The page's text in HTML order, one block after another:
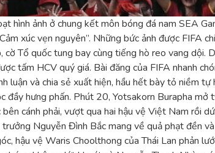
ảnh ở chung kết môn bóng đá nam SEA
xúc vẹn nguyên”. Những bức ảnh được FIFA
Tổ quốc tung bay cùng tiếng hò reo vang dội.
tấm HCV quý giá. Bài đăng của FIFA nhanh
và chia sẻ xuất hiện, hầu hết bày tỏ niềm tự
hưng phấn. Phút 20, Yotsakorn Burapha mở
cánh phải, vượt qua hai hậu vệ Việt Nam rồi
Nguyễn Đình Bắc mang về quả phạt đền
hậu vệ Waris Choolthong của Thái Lan phản